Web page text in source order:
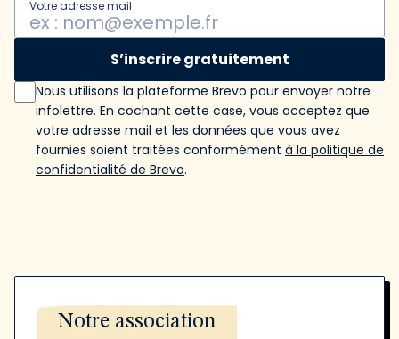
Votre adresse mail
S’inscrire gratuitement
Nous utilisons la plateforme Brevo pour envoyer notre
infolettre. En cochant cette case, vous acceptez que
votre adresse mail et les données que vous avez
fournies soient traitées conformément à la politique de
confidentialité de Brevo.
Notre association